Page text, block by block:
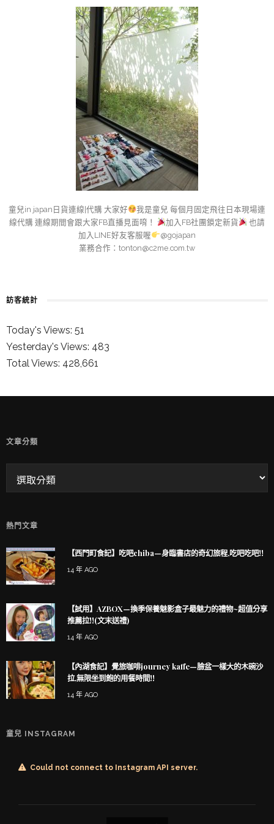
童兒in japan日貨連線|代購 大家好
我是童兒 每個月固定飛往日本現場連
線代購 連線期間會跟大家FB直播見面唷！
加入FB社團鎖定新貨
也請
加入LINE好友客服喔
@gojapan
業務合作： tonton@c2me.com.tw
訪客統計
Today's Views: 51
Yesterday's Views: 483
Total Views: 428,661
童兒的 INSTAGRAM
文章分類
熱門文章
【西門町食記】吃吧chiba—身臨書店的奇幻旅程,吃吧吃吧!!
14 年 AGO
【試用】AZBOX—換季保養魅影盒子最魅力的禮物~超值分享
推薦拉!!(文末送禮)
14 年 AGO
【內湖食記】覺旅咖啡journey kaffe—臉盆一樣大的木碗沙
拉,無限坐到飽的用餐時間!!
14 年 AGO
童兒 INSTAGRAM
Could not connect to Instagram API server.